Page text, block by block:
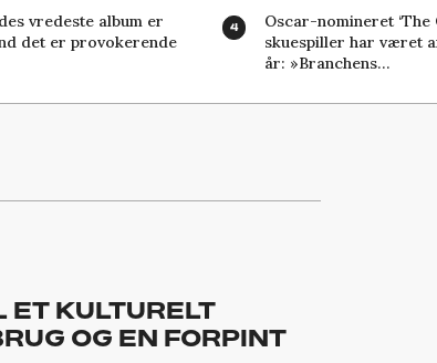
vredeste album er
det er provokerende
Oscar-nomineret ‘The
skuespiller har været
år: »Branchens…
ET KULTURELT
OG EN FORPINT